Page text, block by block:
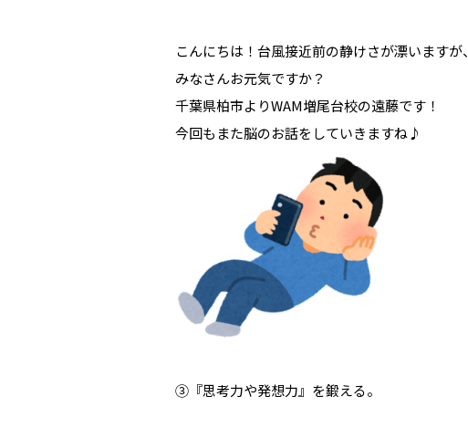
こんにちは！台風接近前の静けさが漂いますが、
みなさんお元気ですか？
千葉県柏市よりWAM増尾台校の遠藤です！
今回もまた脳のお話をしていきますね♪
③『思考力や発想力』を鍛える。